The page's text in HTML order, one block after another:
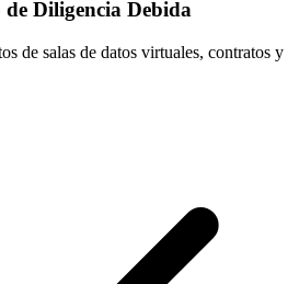
Diligencia Debida
de salas de datos virtuales, contratos y